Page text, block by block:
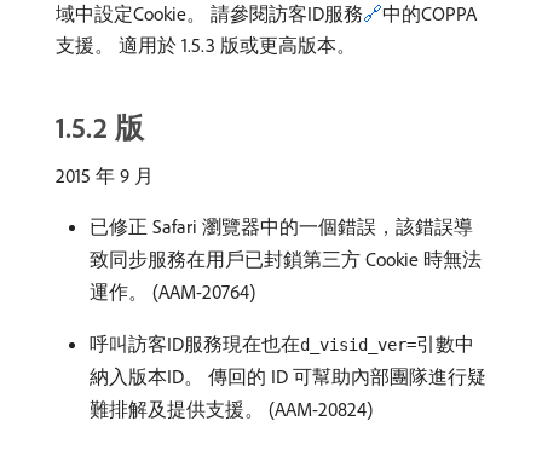
域中設定Cookie。 請參閱訪客ID服務🔗中的COPPA
支援。 適用於 1.5.3 版或更高版本。
1.5.2 版
2015 年 9 月
已修正 Safari 瀏覽器中的一個錯誤，該錯誤導
致同步服務在用戶已封鎖第三方 Cookie 時無法
運作。 (AAM-20764)
呼叫訪客ID服務現在也在d_visid_ver=引數中
納入版本ID。 傳回的 ID 可幫助內部團隊進行疑
難排解及提供支援。 (AAM-20824)